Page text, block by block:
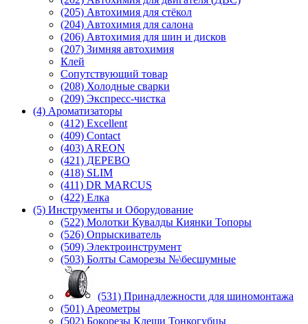
(205) Автохимия для стёкол
(204) Автохимия для салона
(206) Автохимия для шин и дисков
(207) Зимняя автохимия
Клей
Сопутствующий товар
(208) Холодные сварки
(209) Экспреcс-чистка
(4) Ароматизаторы
(412) Excellent
(409) Contact
(403) AREON
(421) ДЕРЕВО
(418) SLIM
(411) DR MARCUS
(422) Елка
(5) Инструменты и Оборудование
(522) Молотки Кувалды Киянки Топоры
(526) Опрыскиватель
(509) Электроинструмент
(503) Болты Саморезы №\бесшумные
(531) Принадлежности для шиномонтажа
(501) Ареометры
(502) Бокорезы Клещи Тонкогубцы